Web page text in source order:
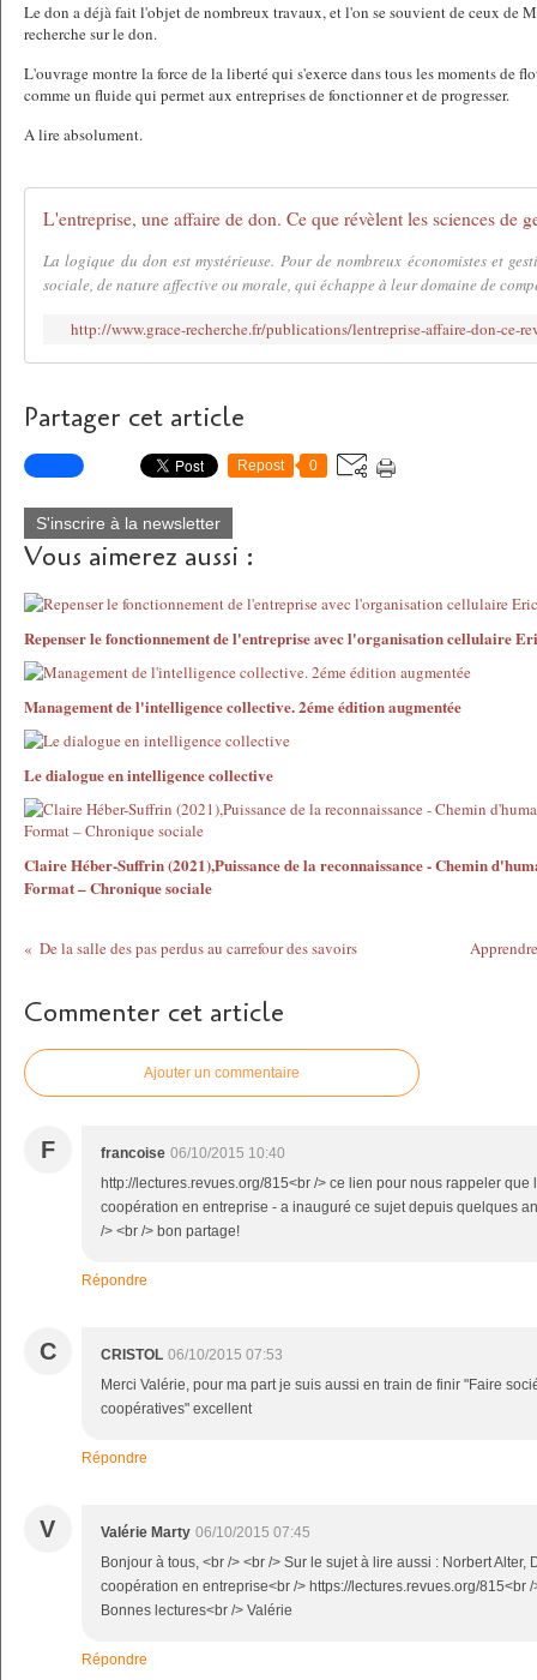
Le don a déjà fait l'objet de nombreux travaux, et l'on se souvient de ceux de
recherche sur le don.
L'ouvrage montre la force de la liberté qui s'exerce dans tous les moments de
comme un fluide qui permet aux entreprises de fonctionner et de progresser.
A lire absolument.
L'entreprise, une affaire de don. Ce que révèlent les sciences de
La logique du don est mystérieuse. Pour de nombreux économistes et
sociale, de nature affective ou morale, qui échappe à leur domaine de
http://www.grace-recherche.fr/publications/lentreprise-affaire-don-ce-
Partager cet article
Repost 0
S'inscrire à la newsletter
Vous aimerez aussi :
Repenser le fonctionnement de l'entreprise avec l'organisation cellulaire
Management de l'intelligence collective. 2éme édition augmentée
Le dialogue en intelligence collective
Claire Héber-Suffrin (2021),Puissance de la reconnaissance - Chemin
Format – Chronique sociale
De la salle des pas perdus au carrefour des savoirs
Commenter cet article
Ajouter un commentaire
F francoise 06/10/2015 10:40
http://lectures.revues.org/815<br /> ce lien pour nous rappeler que
coopération en entreprise - a inauguré ce sujet depuis quelques
/> <br /> bon partage!
Répondre
C CRISTOL 06/10/2015 07:53
Merci Valérie, pour ma part je suis aussi en train de finir "Faire
coopératives" excellent
Répondre
V Valérie Marty 06/10/2015 07:45
Bonjour à tous, <br /> <br /> Sur le sujet à lire aussi : Norbert Alter,
coopération en entreprise<br /> https://lectures.revues.org/815<br
Bonnes lectures<br /> Valérie
Répondre